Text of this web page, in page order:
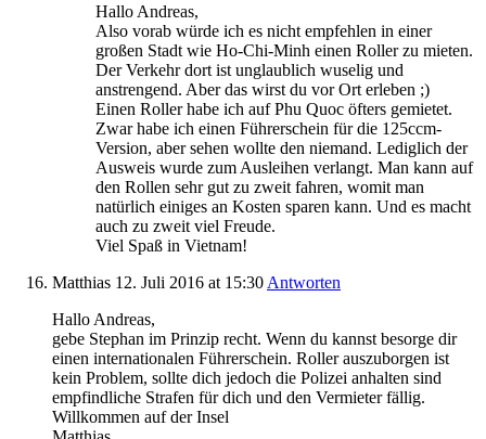
Hallo Andreas,
Also vorab würde ich es nicht empfehlen in einer
großen Stadt wie Ho-Chi-Minh einen Roller zu mieten.
Der Verkehr dort ist unglaublich wuselig und
anstrengend. Aber das wirst du vor Ort erleben ;)
Einen Roller habe ich auf Phu Quoc öfters gemietet.
Zwar habe ich einen Führerschein für die 125ccm-
Version, aber sehen wollte den niemand. Lediglich der
Ausweis wurde zum Ausleihen verlangt. Man kann auf
den Rollen sehr gut zu zweit fahren, womit man
natürlich einiges an Kosten sparen kann. Und es macht
auch zu zweit viel Freude.
Viel Spaß in Vietnam!
Matthias 12. Juli 2016 at 15:30 Antworten
Hallo Andreas,
gebe Stephan im Prinzip recht. Wenn du kannst besorge dir
einen internationalen Führerschein. Roller auszuborgen ist
kein Problem, sollte dich jedoch die Polizei anhalten sind
empfindliche Strafen für dich und den Vermieter fällig.
Willkommen auf der Insel